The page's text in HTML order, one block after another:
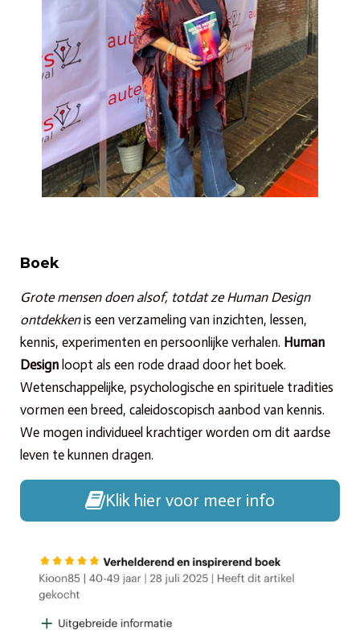
Boek
Grote mensen doen alsof, totdat ze Human Design
ontdekkenis een verzameling van inzichten, lessen,
kennis, experimenten en persoonlijke verhalen. Human
Design loopt als een rode draad door het boek.
Wetenschappelijke, psychologische en spirituele tradities
vormen een breed, caleidoscopisch aanbod van kennis.
We mogen individueel krachtiger worden om dit aardse
leven te kunnen dragen.
Klik hier voor meer info